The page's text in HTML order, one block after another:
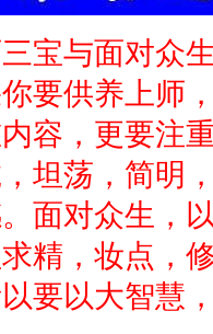
三宝与面对众
要供养上师
容，更要注
坦荡，简明
面对众生，
精，妆点，
要以大智慧